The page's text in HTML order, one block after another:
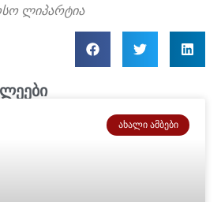
ლიპარტია
ᲐᲮᲐᲚᲘ ᲐᲛᲑᲔᲑᲘ